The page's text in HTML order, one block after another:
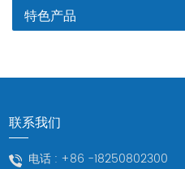
特色产品
联系我们
电话 : +86 -18250802300